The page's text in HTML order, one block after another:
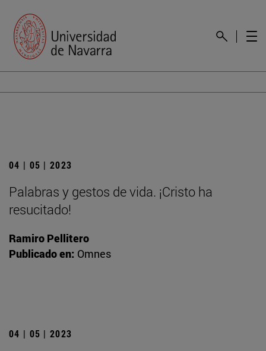
04 | 05 | 2023
Palabras y gestos de vida. ¡Cristo ha
resucitado!
Ramiro Pellitero
Publicado en: Omnes
04 | 05 | 2023